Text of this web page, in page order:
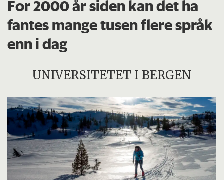
For 2000 år siden kan det ha
fantes mange tusen flere språk
enn i dag
UNIVERSITETET I BERGEN